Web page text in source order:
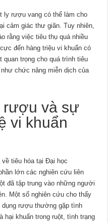
ly rượu vang có thể làm cho
cảm giác thư giãn. Tuy nhiên,
rằng việc tiêu thụ quá nhiều
đến hàng triệu vi khuẩn có
trọng cho quá trình tiêu
chức năng miễn dịch của
rượu và sự
vi khuẩn
tiêu hóa tại Đại học
lớn các nghiên cứu liên
đã tập trung vào những người
Một số nghiên cứu cho thấy
rượu thường gặp tình
hại khuẩn trong ruột, tình trạng